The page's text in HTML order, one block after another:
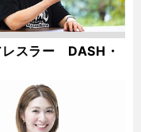
レスラー DASH・